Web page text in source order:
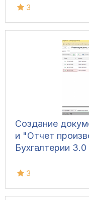
11.4, УТ 10.3, КА
7.7
3
Создание
и "Отчет
Бухгалтерии
3